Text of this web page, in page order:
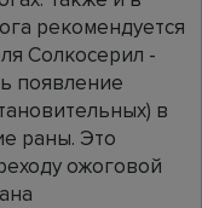
рекомендуется
Солкосерил -
появление
в
раны. Это
ожоговой